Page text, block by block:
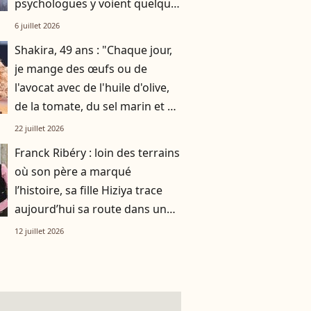
psychologues y voient quelque
chose de bien plus profond.
6 juillet 2026
Shakira, 49 ans : "Chaque jour,
je mange des œufs ou de
l'avocat avec de l'huile d'olive,
de la tomate, du sel marin et un
smoothie"
22 juillet 2026
Franck Ribéry : loin des terrains
où son père a marqué
l’histoire, sa fille Hiziya trace
aujourd’hui sa route dans un
tout autre univers
12 juillet 2026